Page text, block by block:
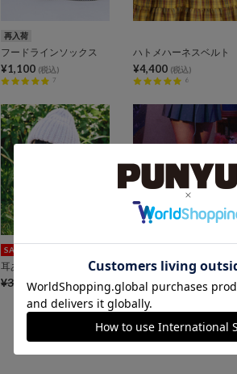
再入荷
フードラインソックス
¥1,100 (税込)
7
ハトメハーネスベルト
¥4,400 (税込)
6
SALE
耳あて付きニット帽
¥3,300 ¥1,650(税込)
Playstationラインロゴソックス
¥2,200 ¥1,000 (税込)